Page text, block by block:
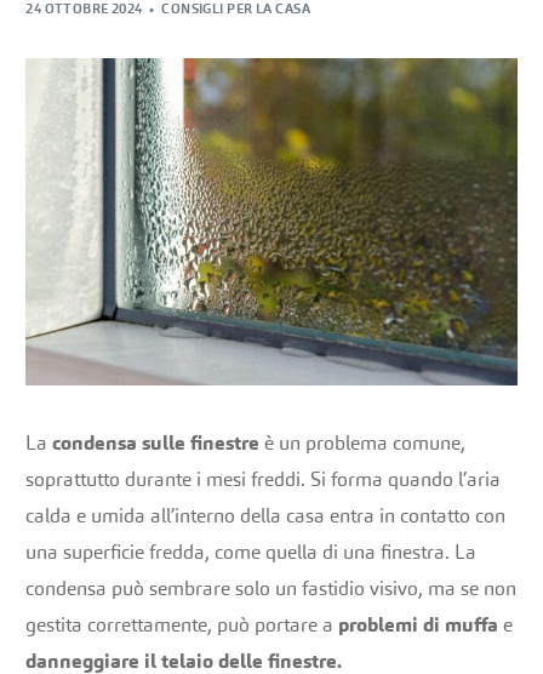
24 OTTOBRE 2024 CONSIGLI PER LA CASA
Lacondensa sulle finestre è un problema comune,
soprattutto durante i mesi freddi. Si forma quando l’aria
calda e umida all’interno della casa entra in contatto con
una superficie fredda, come quella di una finestra. La
condensa può sembrare solo un fastidio visivo, ma se non
gestita correttamente, può portare a problemi di muffa e
danneggiare il telaio delle finestre.